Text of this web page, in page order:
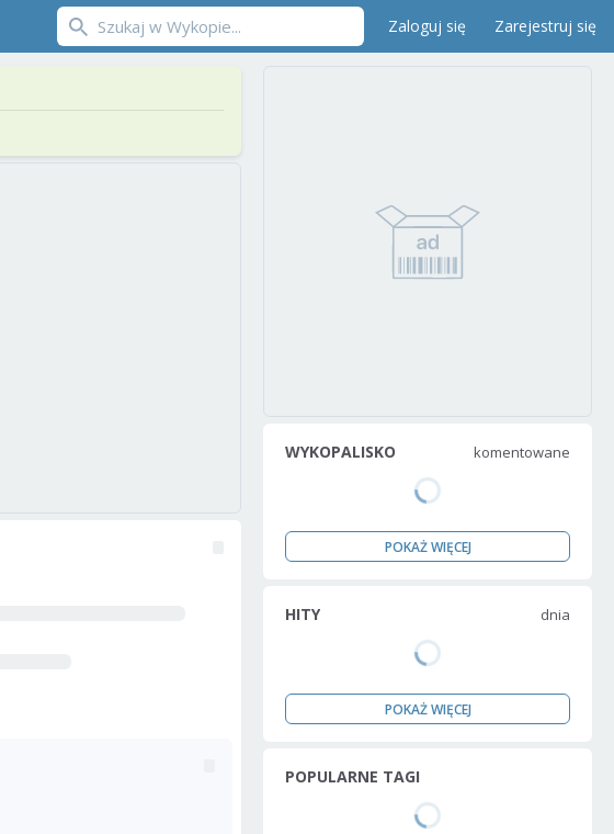
Zaloguj się Zarejestruj się
WYKOPALISKO komentowane
POKAŻ WIĘCEJ
HITY dnia
POKAŻ WIĘCEJ
POPULARNE TAGI